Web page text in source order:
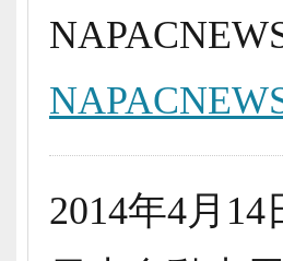
2014年4月14